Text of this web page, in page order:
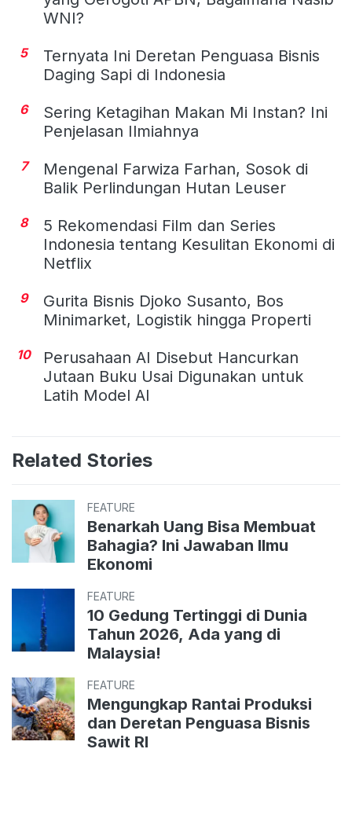
WNI?
5
Ternyata Ini Deretan Penguasa Bisnis
Daging Sapi di Indonesia
6
Sering Ketagihan Makan Mi Instan? Ini
Penjelasan Ilmiahnya
7
Mengenal Farwiza Farhan, Sosok di
Balik Perlindungan Hutan Leuser
8
5 Rekomendasi Film dan Series
Indonesia tentang Kesulitan Ekonomi di
Netflix
9
Gurita Bisnis Djoko Susanto, Bos
Minimarket, Logistik hingga Properti
10
Perusahaan AI Disebut Hancurkan
Jutaan Buku Usai Digunakan untuk
Latih Model AI
Related Stories
FEATURE
Benarkah Uang Bisa Membuat
Bahagia? Ini Jawaban Ilmu
Ekonomi
FEATURE
10 Gedung Tertinggi di Dunia
Tahun 2026, Ada yang di
Malaysia!
FEATURE
Mengungkap Rantai Produksi
dan Deretan Penguasa Bisnis
Sawit RI